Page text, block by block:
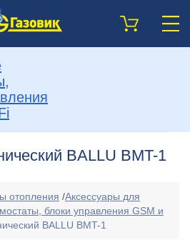
BALLU BMT-1
отопления /Аксессуары для
блоки управления GSM и
BALLU BMT-1